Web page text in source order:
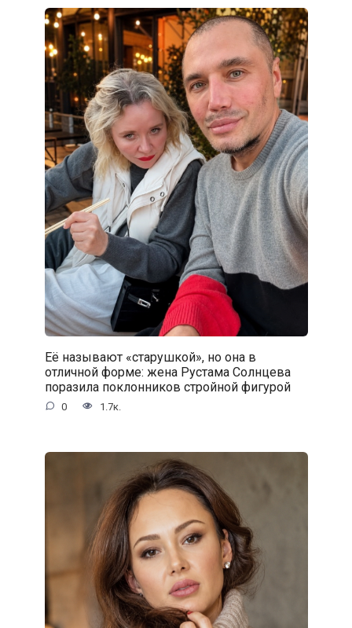
Её называют «старушкой», но она в
отличной форме: жена Рустама Солнцева
поразила поклонников стройной фигурой
0 1.7к.